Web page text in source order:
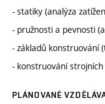
- statiky (analýza
- pružnosti a pevnosti
- základů konstruování
- konstruování strojních
PLÁNOVANÉ